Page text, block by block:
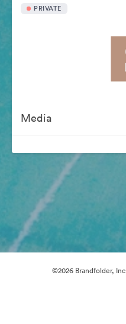
PRIVATE
Media
©2026 Brandfolder,